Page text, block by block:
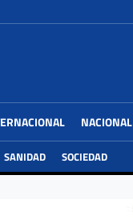
NACIONAL
SANIDAD SOCIEDAD